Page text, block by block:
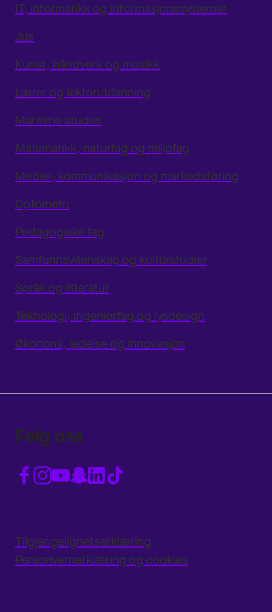
IT, informatikk og informasjonssystemer
Jus
Kunst, håndverk og musikk
Lærer og lektorutdanning
Maritime studier
Matematikk, naturfag og miljøfag
Medier, kommunikasjon og markedsføring
Optometri
Pedagogiske fag
Samfunnsvitenskap og kulturstudier
Språk og litteratur
Teknologi, ingeniørfag og lysdesign
Økonomi, ledelse og innovasjon
Følg oss
Tilgjengelighetserklæring
Personvernerklæring og cookies